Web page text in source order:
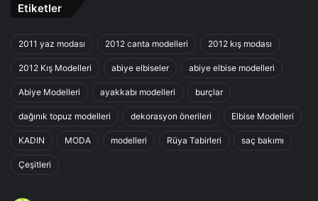
Etiketler
2011 yaz modası 2012 canta modelleri 2012 kış modası
2012 Kış Modelleri abiye elbiseler abiye elbise modelleri
Abiye Modelleri ayakkabı modelleri burçlar
dağınık topuz modelleri dekorasyon önerileri Elbise Modelleri
KADIN MODA modelleri Rüya Tabirleri saç bakımı
Çeşitleri